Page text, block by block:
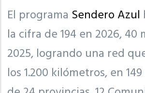
El programa Sendero Azul
la cifra de 194 en 2026, 40
2025, logrando una red
los 1.200 kilómetros, en